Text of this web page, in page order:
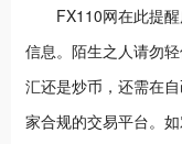
FX110网在此提醒
信息。陌生之人请勿
汇还是炒币，还需在
家合规的交易平台。